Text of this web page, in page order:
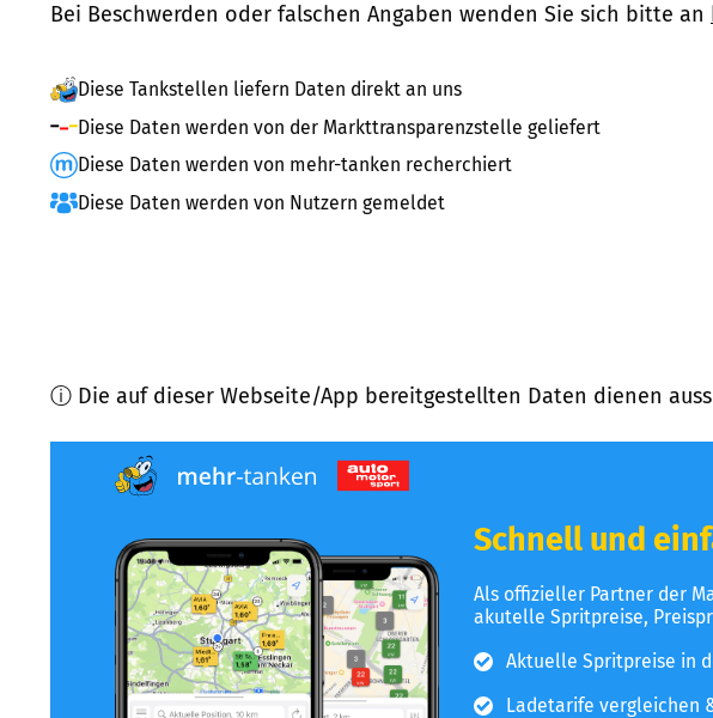
Bei Beschwerden oder falschen Angaben wenden Sie sich bitte an
Diese Tankstellen liefern Daten direkt an uns
Diese Daten werden von der Markttransparenzstelle geliefert
Diese Daten werden von mehr-tanken recherchiert
Diese Daten werden von Nutzern gemeldet
ⓘ Die auf dieser Webseite/App bereitgestellten Daten dienen
Schnell und
Als offizieller Partner der
akutelle Spritpreise,
Aktuelle Spritpreise in
Ladetarife vergleichen